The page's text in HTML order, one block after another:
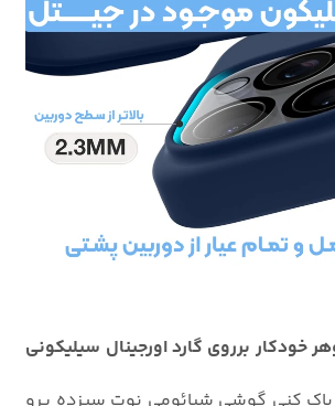
خودکار برروی گارد اورجینال سیلیکونی